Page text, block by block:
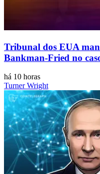
Tribunal dos EUA
Bankman-Fried no
há 10 horas
Turner Wright